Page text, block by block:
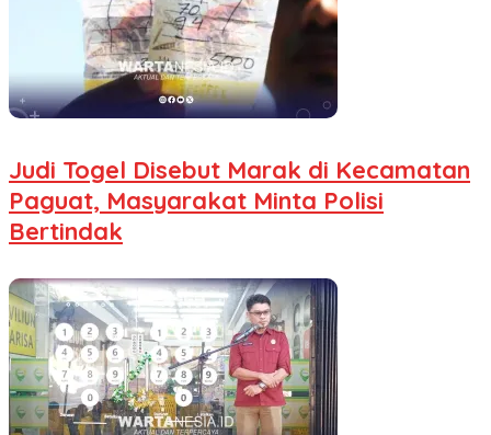
Judi Togel Disebut Marak di Kecamatan
Paguat, Masyarakat Minta Polisi
Bertindak